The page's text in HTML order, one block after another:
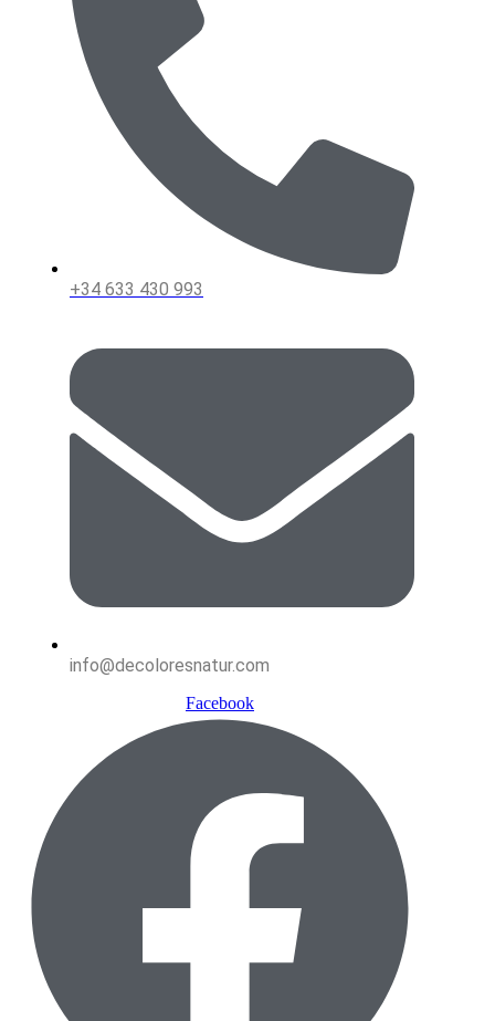
+34 633 430 993
info@decoloresnatur.com
Facebook